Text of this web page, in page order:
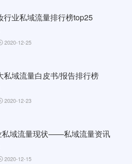
行业私域流量排行榜top25
2020-12-25
私域流量白皮书/报告排行榜
2020-12-23
私域流量现状——私域流量资讯
2020-12-15